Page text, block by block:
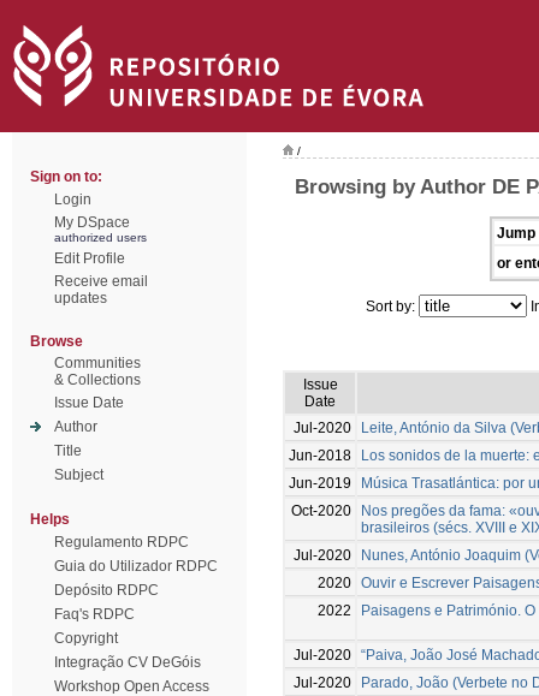
Sign on to:
Login
My DSpace
authorized users
Edit Profile
Receive email
updates
Browse
Communities
& Collections
Issue Date
Author
Title
Subject
Helps
Regulamento RDPC
Guia do Utilizador RDPC
Depósito RDPC
Faq's RDPC
Copyright
Integração CV DeGóis
Workshop Open Access
/
Browsing by Author DE
Jump
or
Sort by:
Issue
Date
Jul-2020
Leite, António da Silva
Jun-2018
Los sonidos de la muerte:
Jun-2019
Música Trasatlántica: por
Oct-2020
Nos pregões da fama:
brasileiros (sécs. XVIII e
Jul-2020
Nunes, António Joaquim
2020 Ouvir e Escrever
2022
Paisagens e Património.
Jul-2020 “Paiva, João José
Jul-2020
Parado, João (Verbete no